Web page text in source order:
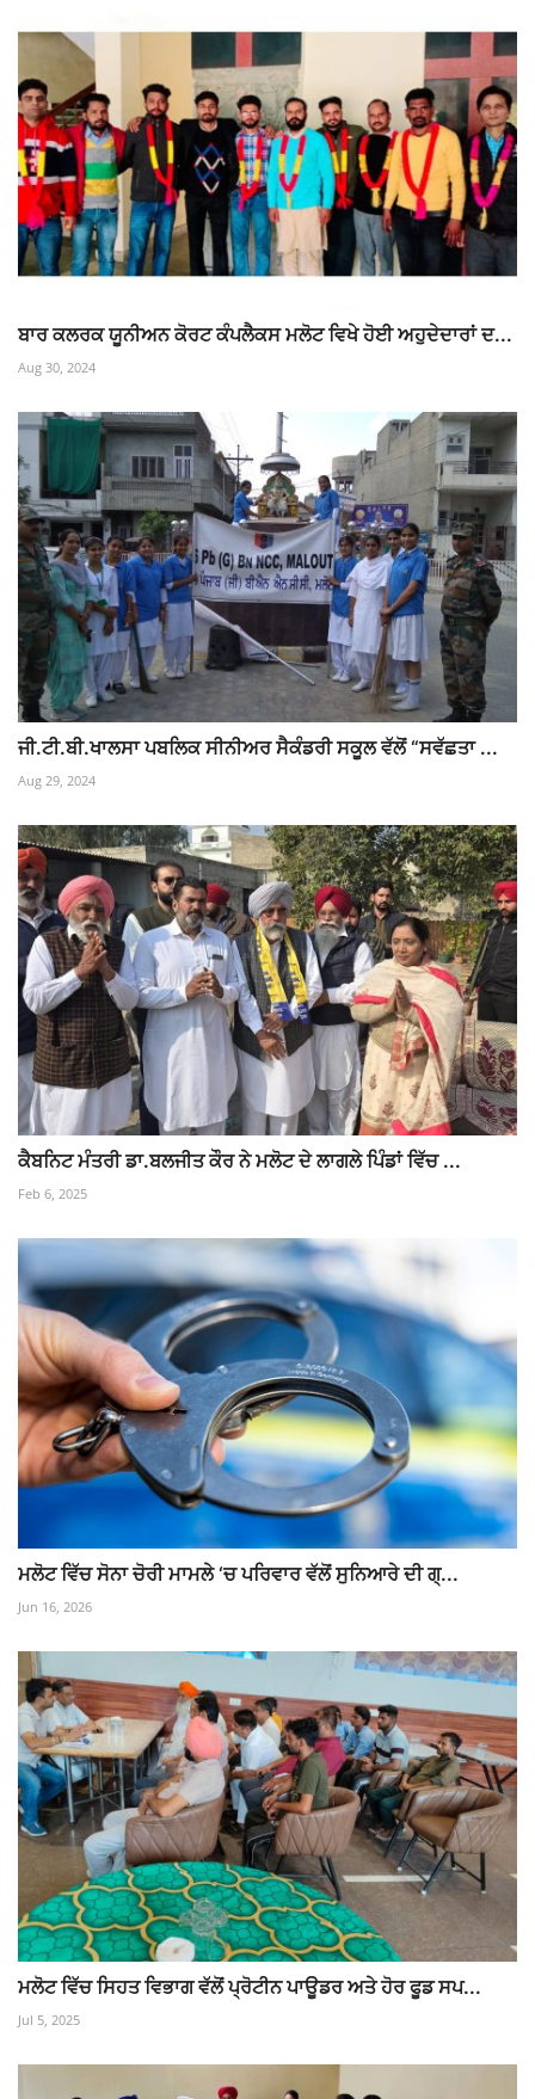
ਬਾਰ ਕਲਰਕ ਯੂਨੀਅਨ ਕੋਰਟ ਕੰਪਲੈਕਸ ਮਲੋਟ ਵਿਖੇ ਹੋਈ ਅਹੁਦੇਦਾਰਾਂ ਦ...
Aug 30, 2024
ਜੀ.ਟੀ.ਬੀ.ਖਾਲਸਾ ਪਬਲਿਕ ਸੀਨੀਅਰ ਸੈਕੰਡਰੀ ਸਕੂਲ ਵੱਲੋਂ “ਸਵੱਛਤਾ ...
Aug 29, 2024
ਕੈਬਨਿਟ ਮੰਤਰੀ ਡਾ.ਬਲਜੀਤ ਕੌਰ ਨੇ ਮਲੋਟ ਦੇ ਲਾਗਲੇ ਪਿੰਡਾਂ ਵਿੱਚ ...
Feb 6, 2025
ਮਲੋਟ ਵਿੱਚ ਸੋਨਾ ਚੋਰੀ ਮਾਮਲੇ ‘ਚ ਪਰਿਵਾਰ ਵੱਲੋਂ ਸੁਨਿਆਰੇ ਦੀ ਗ੍...
Jun 16, 2026
ਮਲੋਟ ਵਿੱਚ ਸਿਹਤ ਵਿਭਾਗ ਵੱਲੋਂ ਪ੍ਰੋਟੀਨ ਪਾਊਡਰ ਅਤੇ ਹੋਰ ਫੂਡ ਸਪ...
Jul 5, 2025